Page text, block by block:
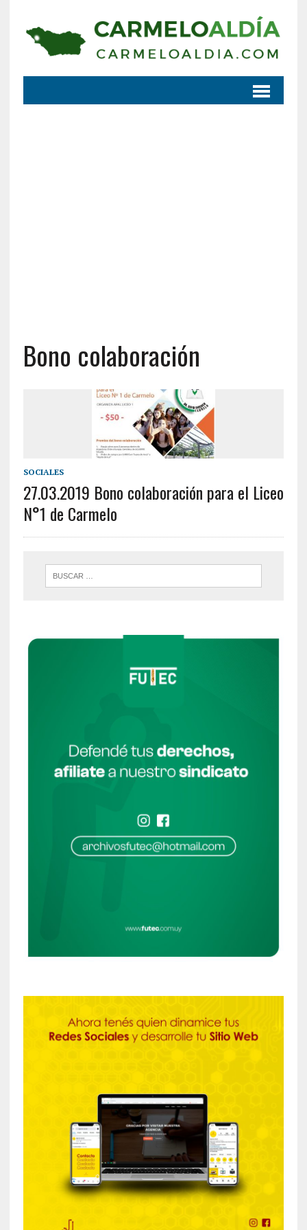
Bono colaboración
SOCIALES
27.03.2019 Bono colaboración para el Liceo
N°1 de Carmelo